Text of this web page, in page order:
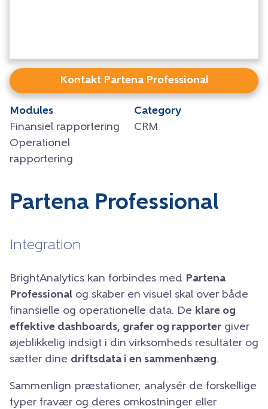
Kontakt Partena Professional
Modules
Finansiel rapportering
Operationel
rapportering
Category
CRM
Partena Professional
Integration
BrightAnalytics kan forbindes med Partena
Professional og skaber en visuel skal over både
finansielle og operationelle data. De klare og
effektive dashboards, grafer og rapporter giver
øjeblikkelig indsigt i din virksomheds resultater og
sætter dine driftsdata i en sammenhæng.
Sammenlign præstationer, analysér de forskellige
typer fravær og deres omkostninger eller